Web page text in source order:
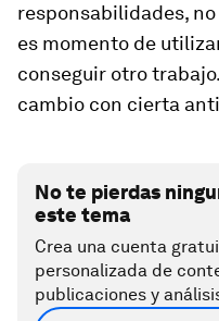
responsabilidades,
es momento de
conseguir otro
cambio con cierta
No te pierdas
este tema
Crea una cuenta
personalizada de
publicaciones y